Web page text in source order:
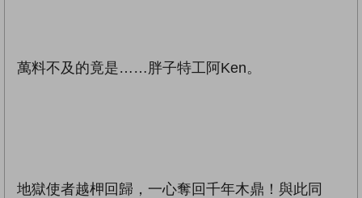
萬料不及的竟是……胖子特工阿Ken。
地獄使者越柙回歸，一心奪回千年木鼎！與此同